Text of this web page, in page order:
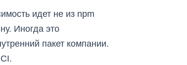
идет не из npm
Иногда это
пакет компании.